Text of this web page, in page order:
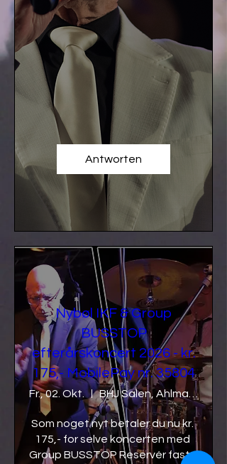
Antworten
Nybøl IKF & Group
BUSSTOP
efterårskoncert 2026 - kr.
175,- MobilePay nr. 35804
Fr., 02. Okt. BHJ Salen, Ahlmannsparken, Gråsten
Som noget nyt betaler du nu kr.
175,- for selve koncerten med
Group BUSSTOP Reservér faste